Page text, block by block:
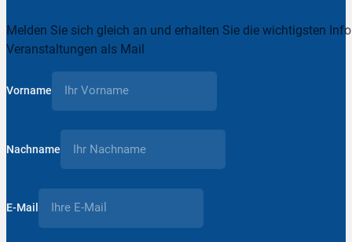
Melden Sie sich gleich an und erhalten Sie die wichtigsten
Veranstaltungen als Mail
Vorname
Nachname
E-Mail